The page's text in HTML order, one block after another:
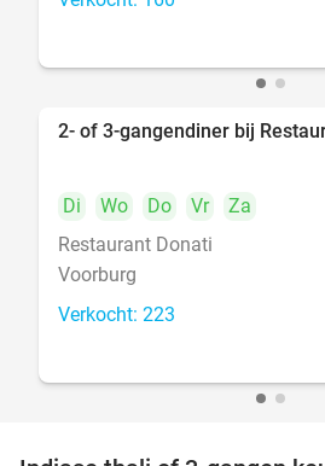
food
2- of 3-gangendiner bij
Di Wo Do Vr
Za
Restaurant Donati
Voorburg
Verkocht: 223